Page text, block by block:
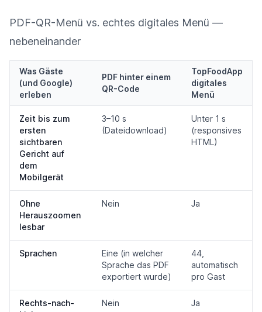
PDF-QR-Menü vs. echtes digitales Menü —
nebeneinander
Was Gäste
(und Google)
erleben
PDF hinter einem
QR-Code
TopFoodApp
digitales
Menü
Zeit bis zum
ersten
sichtbaren
Gericht auf
dem
Mobilgerät
3–10 s
(Dateidownload)
Unter 1 s
(responsives
HTML)
Ohne
Herauszoomen
lesbar
Nein Ja
Sprachen
Eine (in welcher
Sprache das PDF
exportiert wurde)
44,
automatisch
pro Gast
Rechts-nach-
Nein Ja